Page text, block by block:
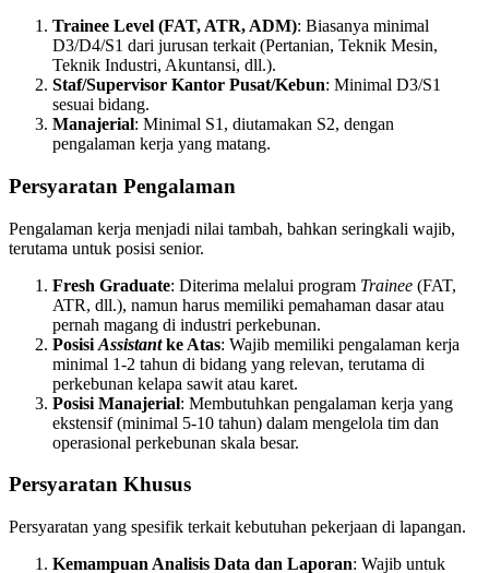
Trainee Level (FAT, ATR, ADM): Biasanya minimal
D3/D4/S1 dari jurusan terkait (Pertanian, Teknik Mesin,
Teknik Industri, Akuntansi, dll.).
Staf/Supervisor Kantor Pusat/Kebun: Minimal D3/S1
sesuai bidang.
Manajerial: Minimal S1, diutamakan S2, dengan
pengalaman kerja yang matang.
Persyaratan Pengalaman
Pengalaman kerja menjadi nilai tambah, bahkan seringkali wajib,
terutama untuk posisi senior.
Fresh Graduate: Diterima melalui program Trainee (FAT,
ATR, dll.), namun harus memiliki pemahaman dasar atau
pernah magang di industri perkebunan.
Posisi Assistantke Atas: Wajib memiliki pengalaman kerja
minimal 1-2 tahun di bidang yang relevan, terutama di
perkebunan kelapa sawit atau karet.
Posisi Manajerial: Membutuhkan pengalaman kerja yang
ekstensif (minimal 5-10 tahun) dalam mengelola tim dan
operasional perkebunan skala besar.
Persyaratan Khusus
Persyaratan yang spesifik terkait kebutuhan pekerjaan di lapangan.
Kemampuan Analisis Data dan Laporan: Wajib untuk